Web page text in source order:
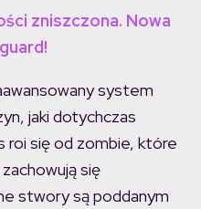
zniszczona. Nowa
system
jaki dotychczas
roi się od zombie, które
się
stwory są poddanym